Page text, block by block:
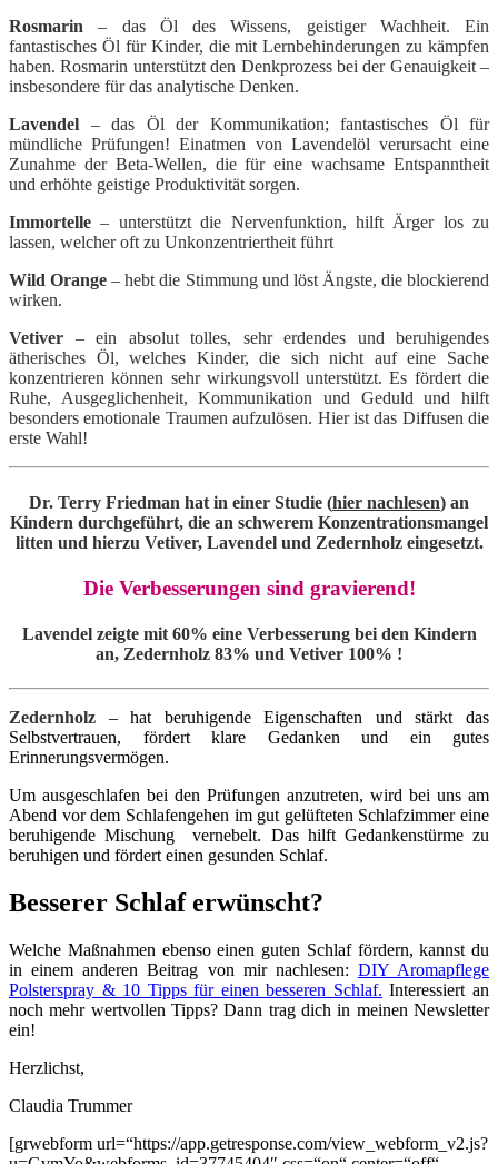
Rosmarin – das Öl des Wissens, geistiger Wachheit. Ein
fantastisches Öl für Kinder, die mit Lernbehinderungen zu kämpfen
haben. Rosmarin unterstützt den Denkprozess bei der Genauigkeit –
insbesondere für das analytische Denken.
Lavendel – das Öl der Kommunikation; fantastisches Öl für
mündliche Prüfungen! Einatmen von Lavendelöl verursacht eine
Zunahme der Beta-Wellen, die für eine wachsame Entspanntheit
und erhöhte geistige Produktivität sorgen.
Immortelle – unterstützt die Nervenfunktion, hilft Ärger los zu
lassen, welcher oft zu Unkonzentriertheit führt
Wild Orange – hebt die Stimmung und löst Ängste, die blockierend
wirken.
Vetiver – ein absolut tolles, sehr erdendes und beruhigendes
ätherisches Öl, welches Kinder, die sich nicht auf eine Sache
konzentrieren können sehr wirkungsvoll unterstützt. Es fördert die
Ruhe, Ausgeglichenheit, Kommunikation und Geduld und hilft
besonders emotionale Traumen aufzulösen. Hier ist das Diffusen die
erste Wahl!
Dr. Terry Friedman hat in einer Studie (hier nachlesen) an
Kindern durchgeführt, die an schwerem Konzentrationsmangel
litten und hierzu Vetiver, Lavendel und Zedernholz eingesetzt.
Die Verbesserungen sind gravierend!
Lavendel zeigte mit 60% eine Verbesserung bei den Kindern
an, Zedernholz 83% und Vetiver 100% !
Zedernholz – hat beruhigende Eigenschaften und stärkt das
Selbstvertrauen, fördert klare Gedanken und ein gutes
Erinnerungsvermögen.
Um ausgeschlafen bei den Prüfungen anzutreten, wird bei uns am
Abend vor dem Schlafengehen im gut gelüfteten Schlafzimmer eine
beruhigende Mischung vernebelt. Das hilft Gedankenstürme zu
beruhigen und fördert einen gesunden Schlaf.
Besserer Schlaf erwünscht?
Welche Maßnahmen ebenso einen guten Schlaf fördern, kannst du
in einem anderen Beitrag von mir nachlesen: DIY Aromapflege
Polsterspray & 10 Tipps für einen besseren Schlaf. Interessiert an
noch mehr wertvollen Tipps? Dann trag dich in meinen Newsletter
ein!
Herzlichst,
Claudia Trummer
[grwebform url=“https://app.getresponse.com/view_webform_v2.js?